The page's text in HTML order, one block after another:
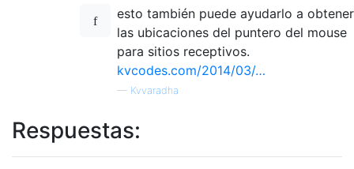
esto también puede ayudarlo a obtener
las ubicaciones del puntero del mouse
para sitios receptivos.
kvcodes.com/2014/03/…
— Kvvaradha
Respuestas: